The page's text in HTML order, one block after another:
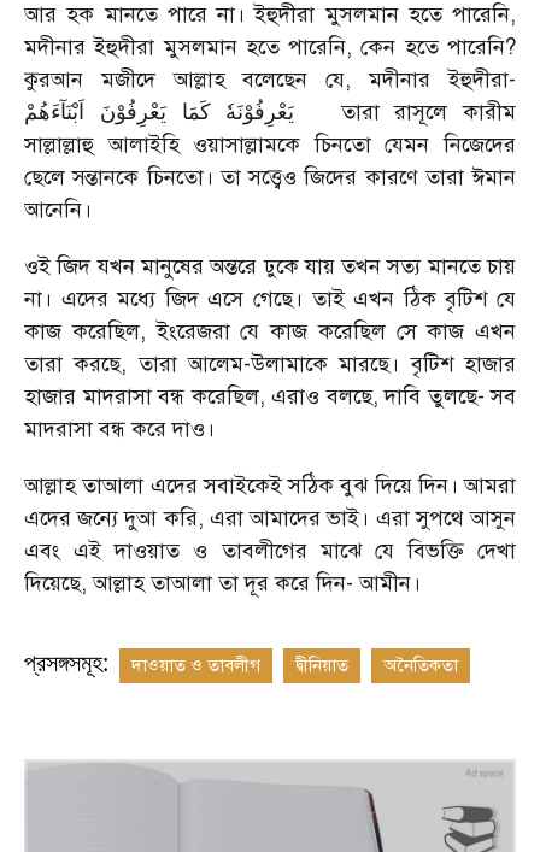
আর হক মানতে পারে না। ইহুদীরা মুসলমান হতে পারেনি,
মদীনার ইহুদীরা মুসলমান হতে পারেনি, কেন হতে পারেনি?
কুরআন মজীদে আল্লাহ বলেছেন যে, মদীনার ইহুদীরা-
یَعْرِفُوْنَهٗ كَمَا یَعْرِفُوْنَ اَبْنَآءَهُمْ তারা রাসূলে কারীম
সাল্লাল্লাহু আলাইহি ওয়াসাল্লামকে চিনতো যেমন নিজেদের
ছেলে সন্তানকে চিনতো। তা সত্ত্বেও জিদের কারণে তারা ঈমান
আনেনি।
ওই জিদ যখন মানুষের অন্তরে ঢুকে যায় তখন সত্য মানতে চায়
না। এদের মধ্যে জিদ এসে গেছে। তাই এখন ঠিক বৃটিশ যে
কাজ করেছিল, ইংরেজরা যে কাজ করেছিল সে কাজ এখন
তারা করছে, তারা আলেম-উলামাকে মারছে। বৃটিশ হাজার
হাজার মাদরাসা বন্ধ করেছিল, এরাও বলছে, দাবি তুলছে- সব
মাদরাসা বন্ধ করে দাও।
আল্লাহ তাআলা এদের সবাইকেই সঠিক বুঝ দিয়ে দিন। আমরা
এদের জন্যে দুআ করি, এরা আমাদের ভাই। এরা সুপথে আসুন
এবং এই দাওয়াত ও তাবলীগের মাঝে যে বিভক্তি দেখা
দিয়েছে, আল্লাহ তাআলা তা দূর করে দিন- আমীন।
প্রসঙ্গসমূহ: দাওয়াত ও তাবলীগ দ্বীনিয়াত অনৈতিকতা